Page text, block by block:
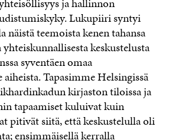
Lukupiiri syntyi
näistä teemoista kenen tahansa
keskustelusta
syventäen omaa
Tapasimme Helsingissä
kirjaston tiloissa ja
tapaamiset kuluivat kuin
pitivät siitä, että keskustelulla oli
ensimmäisellä kerralla